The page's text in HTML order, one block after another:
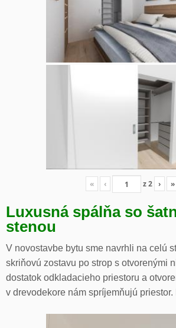
« ‹ z2 › »
Luxusná spálňa so
stenou
V novostavbe bytu sme navrhli na celú
skriňovú zostavu po strop s otvorenými
dostatok odkladacieho priestoru a
v drevodekore nám spríjemňujú